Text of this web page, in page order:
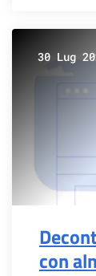
30 Lug
con